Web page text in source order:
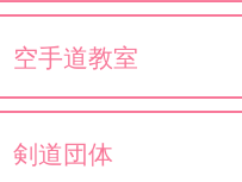
空手道教室
剣道団体